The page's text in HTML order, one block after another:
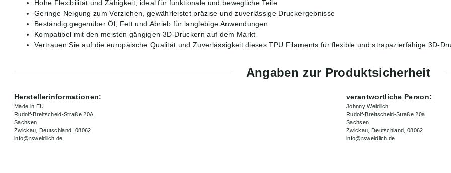
Hohe Flexibilität und Zähigkeit, ideal für funktionale und bewegliche Teile
Geringe Neigung zum Verziehen, gewährleistet präzise und zuverlässige Druckergebnisse
Beständig gegenüber Öl, Fett und Abrieb für langlebige Anwendungen
Kompatibel mit den meisten gängigen 3D-Druckern auf dem Markt
Vertrauen Sie auf die europäische Qualität und Zuverlässigkeit dieses TPU Filaments für flexible und strapazierfähige 3D-
Angaben zur Produktsicherheit
Herstellerinformationen:
Made in EU
Rudolf-Breitscheid-Straße 20A
Sachsen
Zwickau, Deutschland, 08062
info@rsweidlich.de
verantwortliche Person:
Johnny Weidlich
Rudolf-Breitscheid-Straße 20a
Sachsen
Zwickau, Deutschland, 08062
info@rsweidlich.de